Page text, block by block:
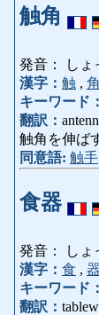
触角
発音： しょ
漢字： 触 , 角
キーワード：
翻訳：
触角を伸ば
同意語: 触手
食器
発音： しょ
漢字： 食 , 器
キーワード：
翻訳：